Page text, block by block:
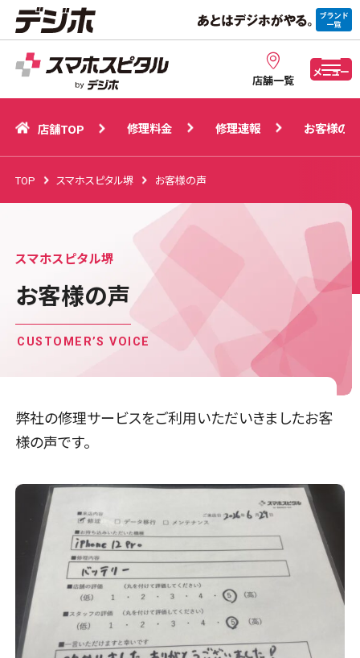
店舗一覧
メニュー
店舗TOP 修理速報 お客様の声
店舗TOP 修理料金 修理速報 お客様の声
TOP スマホスピタル堺 お客様の声
スマホスピタル堺
お客様の声
CUSTOMER’S VOICE
弊社の修理サービスをご利用いただいきましたお客
様の声です。